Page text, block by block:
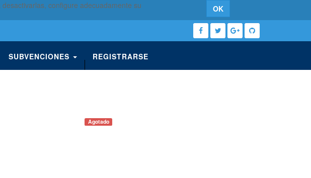
desactivarlas, configure adecuadamente su
OK
SUBVENCIONES REGISTRARSE
Agotado